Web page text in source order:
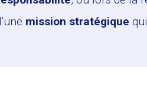
mission stratégique